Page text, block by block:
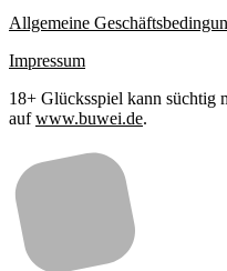
Allgemeine
Impressum
18+ Glücksspiel kann süchtig
aufwww.buwei.de.